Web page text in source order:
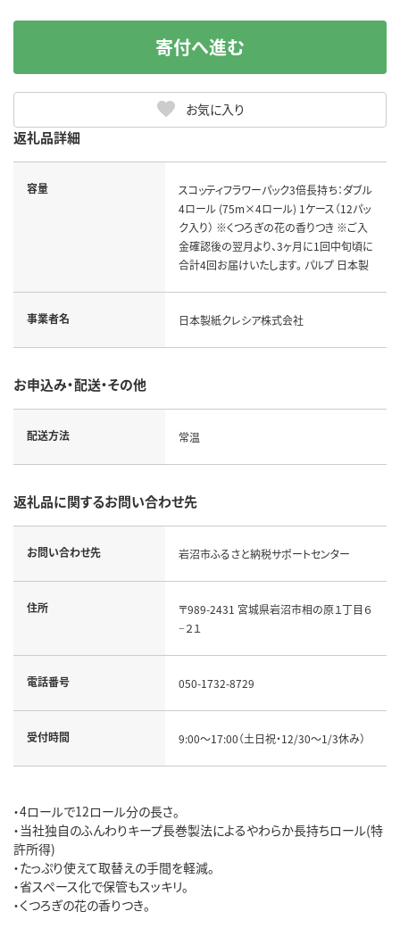
お気に入り
寄付へ進む
返礼品詳細
容量
スコッティフラワーパック3倍長持ち：ダブル
4ロール (75m×4ロール) 1ケース（12パッ
ク入り） ※くつろぎの花の香りつき ※ご入
金確認後の翌月より、3ヶ月に1回中旬頃に
合計4回お届けいたします。 パルプ 日本製
事業者名 日本製紙クレシア株式会社
お申込み・配送・その他
配送方法 常温
返礼品に関するお問い合わせ先
お問い合わせ先 岩沼市ふるさと納税サポートセンター
住所
〒989-2431 宮城県岩沼市相の原１丁目６
−２１
電話番号 050-1732-8729
受付時間 9:00～17:00（土日祝・12/30～1/3休み）
・4ロールで12ロール分の長さ。
・当社独自のふんわりキープ長巻製法によるやわらか長持ちロール(特
許所得)
・たっぷり使えて取替えの手間を軽減。
・省スペース化で保管もスッキリ。
・くつろぎの花の香りつき。